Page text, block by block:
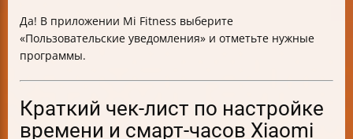
Да! В приложении Mi Fitness выберите
«Пользовательские уведомления» и отметьте нужные
программы.
Краткий чек-лист по настройке
времени и смарт-часов Xiaomi